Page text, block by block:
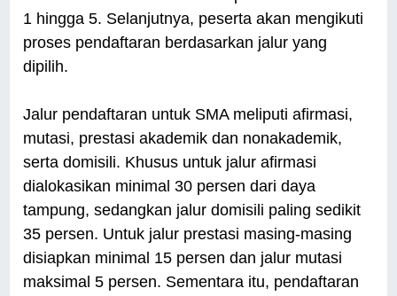
1 hingga 5. Selanjutnya, peserta akan mengikuti
proses pendaftaran berdasarkan jalur yang
dipilih.
Jalur pendaftaran untuk SMA meliputi afirmasi,
mutasi, prestasi akademik dan nonakademik,
serta domisili. Khusus untuk jalur afirmasi
dialokasikan minimal 30 persen dari daya
tampung, sedangkan jalur domisili paling sedikit
35 persen. Untuk jalur prestasi masing-masing
disiapkan minimal 15 persen dan jalur mutasi
maksimal 5 persen. Sementara itu, pendaftaran